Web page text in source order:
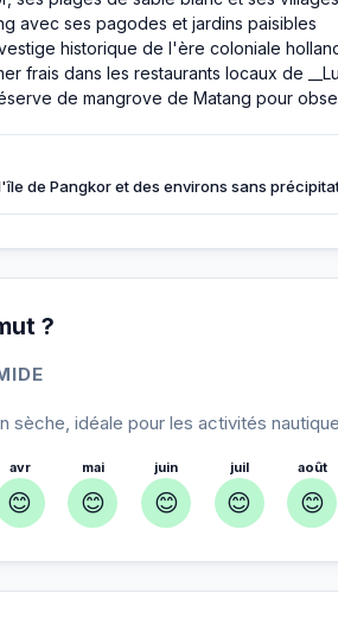
avec ses pagodes et jardins paisibles
historique de l'ère coloniale
frais dans les restaurants locaux de
de mangrove de Matang pour
de Pangkor et des environs sans
?
sèche, idéale pour les activités
avr
😊
mai
😊
juin
😊
juil
😊
août
😊